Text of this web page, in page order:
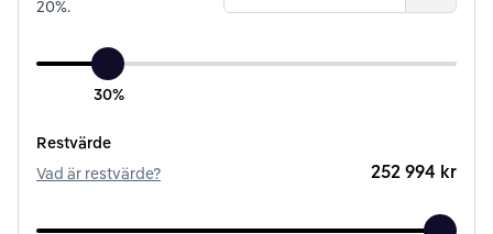
20%.
30%
Restvärde
Vad är restvärde?
252 994 kr